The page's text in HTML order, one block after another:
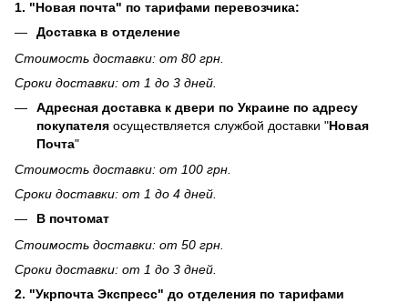
1. "Новая почта" по тарифами перевозчика:
Доставка в отделение
Стоимость доставки: от 80 грн.
Сроки доставки: от 1 до 3 дней.
Адресная доставка к двери по Украине по адресу
покупателя осуществляется службой доставки "Новая
Почта"
Стоимость доставки: от 100 грн.
Сроки доставки: от 1 до 4 дней.
В почтомат
Стоимость доставки: от 50 грн.
Сроки доставки: от 1 до 3 дней.
2. "Укрпочта Экспресс" до отделения по тарифами